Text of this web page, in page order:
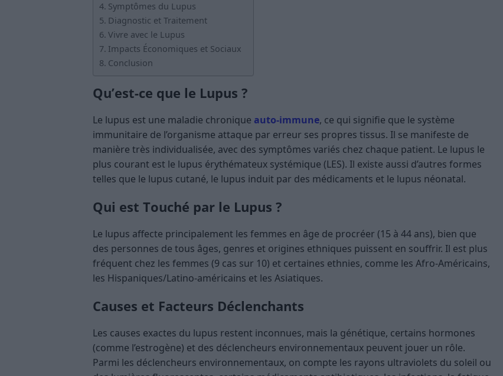
Symptômes du Lupus
Diagnostic et Traitement
Vivre avec le Lupus
Impacts Économiques et Sociaux
Conclusion
Qu’est-ce que le Lupus ?
Le lupus est une maladie chronique auto-immune, ce qui signifie que le système
immunitaire de l’organisme attaque par erreur ses propres tissus. Il se manifeste de
manière très individualisée, avec des symptômes variés chez chaque patient​​. Le lupus le
plus courant est le lupus érythémateux systémique (LES). Il existe aussi d’autres formes
telles que le lupus cutané, le lupus induit par des médicaments et le lupus néonatal​​.
Qui est Touché par le Lupus ?
Le lupus affecte principalement les femmes en âge de procréer (15 à 44 ans), bien que
des personnes de tous âges, genres et origines ethniques puissent en souffrir. Il est plus
fréquent chez les femmes (9 cas sur 10) et certaines ethnies, comme les Afro-Américains,
les Hispaniques/Latino-américains et les Asiatiques​​.
Causes et Facteurs Déclenchants
Les causes exactes du lupus restent inconnues, mais la génétique, certains hormones
(comme l’estrogène) et des déclencheurs environnementaux peuvent jouer un rôle.
Parmi les déclencheurs environnementaux, on compte les rayons ultraviolets du soleil ou